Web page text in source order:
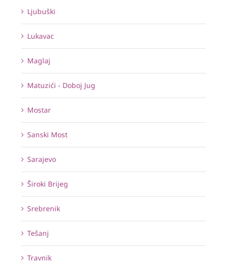
Ljubuški
Lukavac
Maglaj
Matuzići - Doboj Jug
Mostar
Sanski Most
Sarajevo
Široki Brijeg
Srebrenik
Tešanj
Travnik